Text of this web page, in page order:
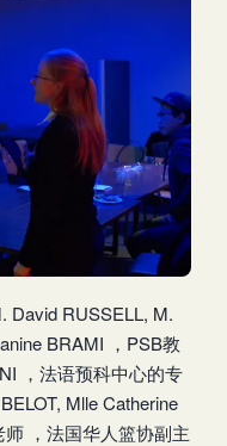
David RUSSELL, M.
BRAMI ，PSB教
，法语预科中心的专
Mlle Catherine
，法国华人篮协副主